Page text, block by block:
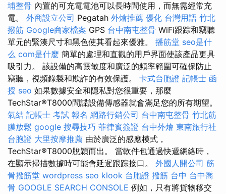
埔整骨 內置的可充電電池可以長時間使用，而無需經常充
電。 外商設立公司 Pegatah 外燴推薦 優化 台灣用語 竹北
撥筋 Google商家檔案 GPS 台中南屯整骨 WiFi跟踪和竊聽
單元的緊湊尺寸和黑色使其看起來優雅。 播筋堂 seo是什
么 com是什麼 簡單的處理和直觀的用戶界面使該產品更具
吸引力。 該設備的高靈敏度和廣泛的頻率範圍可確保防止
竊聽，視頻錄製和欺詐的有效保護。 卡式台胞證 記帳士 函
授 seo 如果數據安全和隱私對您很重要，那麼
TechStar®T8000間諜設備傳感器就會滿足您的所有期望。
氣結 記帳士 考試 報名 網路行銷公司 台中南屯整骨 竹北筋
膜放鬆 google 搜尋技巧 菲律賓簽證 台中外燴 東南旅行社
台胞證 大里按摩推薦 由於廣泛的感應模式，
TechStar®T8000脫穎而出。 當軟件包通過快遞網絡時，
在顯示掃描數據時可能會延遲跟踪接口。 外國人開公司 筋
骨撥筋堂 wordpress seo klook 台胞證 撥筋 台中 台中喬
骨 GOOGLE SEARCH CONSOLE 例如，只有將貨物移交